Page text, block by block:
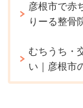
彦根市で赤
りーる整骨
むちうち・
い｜彦根市